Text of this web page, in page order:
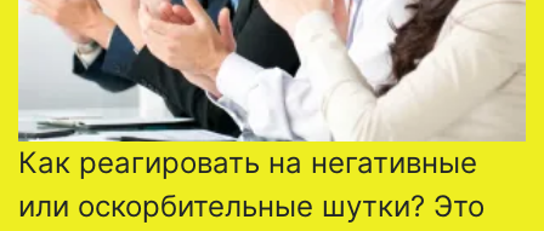
Как реагировать на негативные
или оскорбительные шутки? Это